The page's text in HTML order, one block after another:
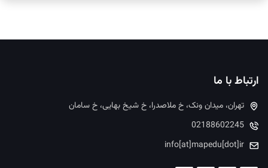
ارتباط با ما
تهران، میدان ونک، خ ملاصدرا، خ شیخ بهایی، خ سامان
02188602245
info[at]mapedu[dot]ir